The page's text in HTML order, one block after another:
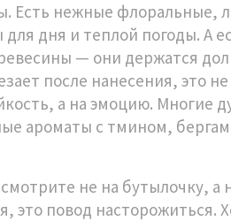
Есть нежные флоральные,
дня и теплой погоды. А
— они держатся
после нанесения, это
а на эмоцию. Многие
ароматы с тмином,
не на бутылочку, а
это повод